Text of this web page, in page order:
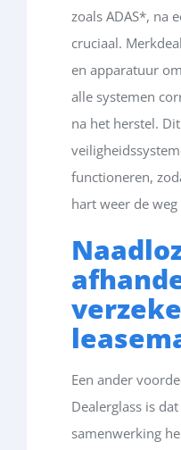
zoals ADAS*, na
cruciaal.
en apparatuur om
alle systemen
na het herstel. Dit
functioneren,
hart weer de weg
Een ander
Dealerglass is dat
samenwerking